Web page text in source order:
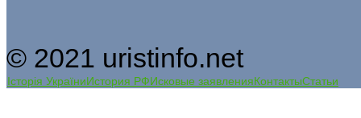
© 2021 uristinfo.net
Історія УкраїниИстория РФИсковые заявленияКонтактыСтатьи